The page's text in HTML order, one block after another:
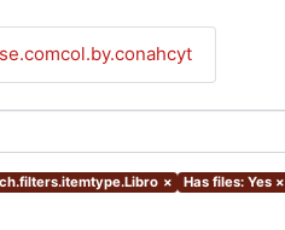
× Has files: Yes ×